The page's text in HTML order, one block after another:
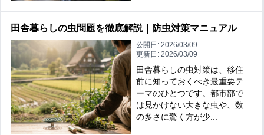
田舎暮らしの虫問題を徹底解説｜防虫対策マニュアル
公開日: 2026/03/09
更新日: 2026/03/09
田舎暮らしの虫対策は、移住
前に知っておくべき最重要テ
ーマのひとつです。都市部で
は見かけない大きな虫や、数
の多さに驚く方が少...